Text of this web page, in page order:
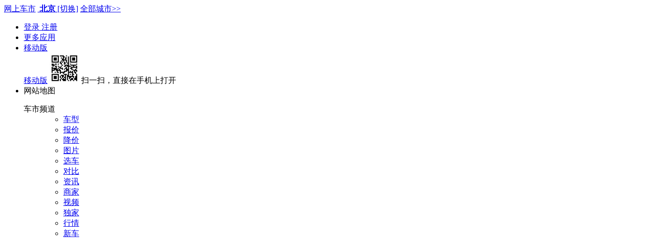
网上车市 北京 [切换] 全部城市>>
登录 注册
更多应用
移动版
移动版
扫一扫，直接在手机上打开
网站地图
车市频道
车型
报价
降价
图片
选车
对比
资讯
商家
视频
独家
行情
新车